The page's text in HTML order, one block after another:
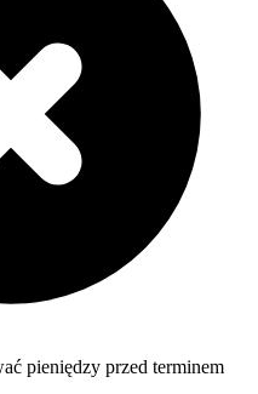
pieniędzy przed terminem